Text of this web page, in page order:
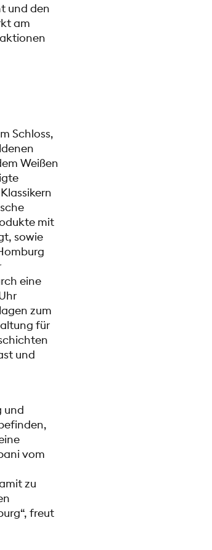
und den
am
Schloss,
Weißen
mit
sowie
eine
zum
für
und
und
vom
zu
freut